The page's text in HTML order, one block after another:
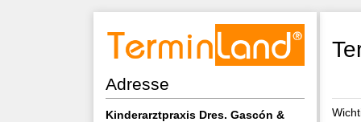
Adresse
Kinderarztpraxis Dres. Gascón &